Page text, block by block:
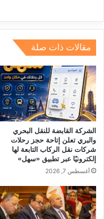
c
e
b
o
o
k
ai
l
at
s
A
p
p
مقالات ذات صلة
الشركة القابضة للنقل البحري
والبري تعلن إتاحة حجز رحلات
شركات نقل الركاب التابعة لها
إلكترونيًا عبر تطبيق «سهل»
أغسطس 7, 2026